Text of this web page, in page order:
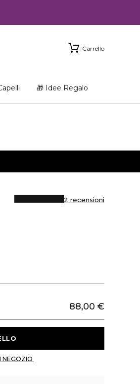
Carrello
🎁 Idee Regalo
2 recensioni
88,00 €